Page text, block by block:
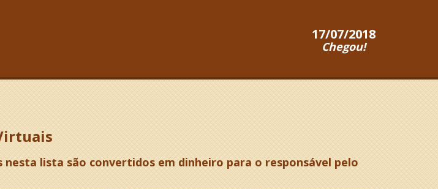
17/07/2018
Chegou!
nesta lista são convertidos em dinheiro para o responsável pelo